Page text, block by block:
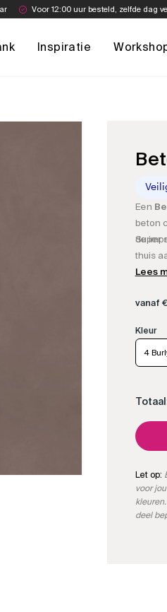
Voor 12:00 uur besteld, zelfde dag
Inspiratie
Een
beton
de
Super
thuis
Lees
vanaf
4
Let op:
voor
deel